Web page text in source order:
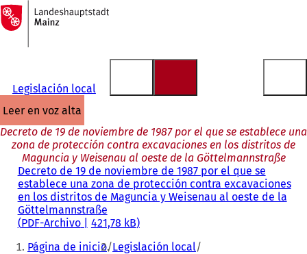
Saltar al contenido
A
la
página
Legislación local
leer en voz alta
Decreto de 19 de noviembre de 1987 por el que se establece una
zona de protección contra excavaciones en los distritos de
Maguncia y Weisenau al oeste de la Göttelmannstraße
Decreto de 19 de noviembre de 1987 por el que se
establece una zona de protección contra excavaciones
en los distritos de Maguncia y Weisenau al oeste de la
Göttelmannstraße
PDF-Archivo 421,78 kB
EstásPágina de inicio Legislación local